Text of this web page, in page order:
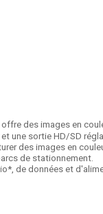
des images en
une sortie HD/SD
des images en
de stationnement.
de données et